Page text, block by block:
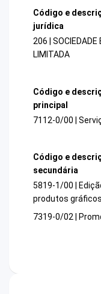
Código e
jurídica
206 | SOCIEDADE
LIMITADA
Código e
principal
7112-0/00 |
Código e
secundária
5819-1/00 |
produtos gráficos
7319-0/02 |